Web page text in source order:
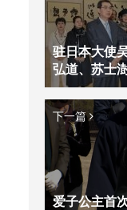
驻日本大使
弘道、苏士
下一篇
爱子公主首